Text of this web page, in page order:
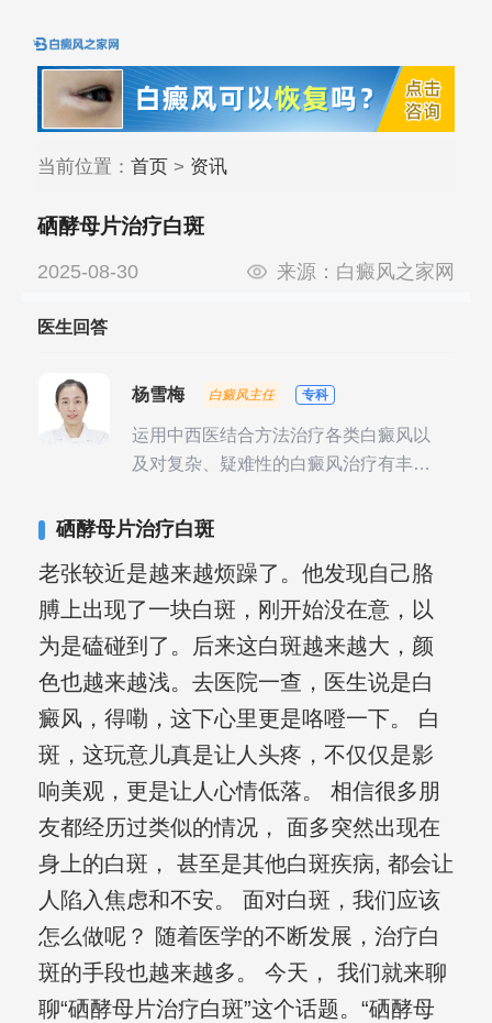
当前位置： 首页> 资讯
硒酵母片治疗白斑
2025-08-30 来源： 白癜风之家网
医生回答
杨雪梅 白癜风主任 专科
运用中西医结合方法治疗各类白癜风以
及对复杂、疑难性的白癜风治疗有丰富
合巩固用药的调理，并对白癜风患者的
导，全方位帮助患者康复。
硒酵母片治疗白斑
老张较近是越来越烦躁了。他发现自己胳
膊上出现了一块白斑，刚开始没在意，以
为是磕碰到了。后来这白斑越来越大，颜
色也越来越浅。去医院一查，医生说是白
癜风，得嘞，这下心里更是咯噔一下。 白
斑，这玩意儿真是让人头疼，不仅仅是影
响美观，更是让人心情低落。 相信很多朋
友都经历过类似的情况， 面多突然出现在
身上的白斑， 甚至是其他白斑疾病, 都会让
人陷入焦虑和不安。 面对白斑，我们应该
怎么做呢？ 随着医学的不断发展，治疗白
斑的手段也越来越多。 今天， 我们就来聊
聊“硒酵母片治疗白斑”这个话题。“硒酵母